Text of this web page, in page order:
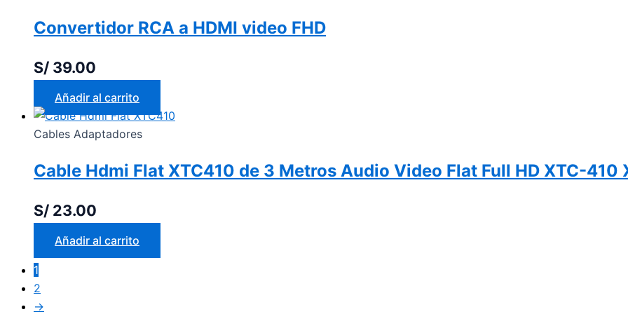
Convertidor RCA a HDMI video FHD
S/ 39.00
Añadir al carrito
Cables Adaptadores
Cable Hdmi Flat XTC410 de 3 Metros Audio Video Flat Full HD XTC-410
S/ 23.00
Añadir al carrito
1
2
→